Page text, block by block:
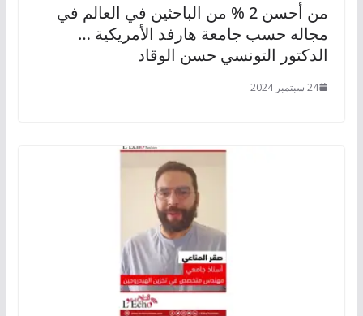
من أحسن 2 % من الباحثين في العالم في
مجاله حسب جامعة هارفد الأمريكية …
الدكتور التونسي حسن الوقاد
24 سبتمبر 2024